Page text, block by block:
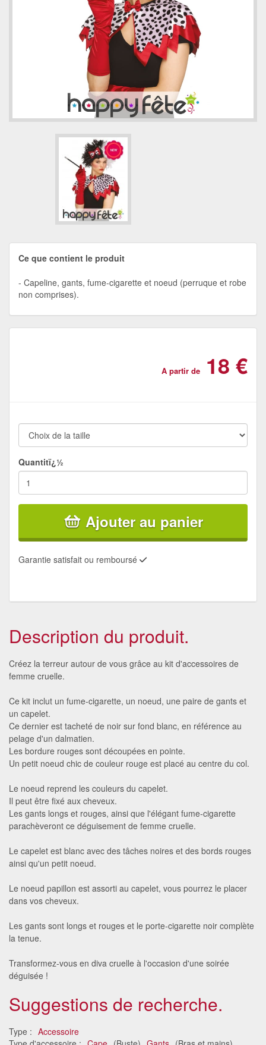
Ce que contient le produit
Capeline, gants, fume-cigarette et noeud (perruque et robe
non comprises).
A partir de 18 €
Quantitï¿½
Ajouter au panier
Garantie satisfait ou remboursé
Description du produit.
Créez la terreur autour de vous grâce au kit d'accessoires de
femme cruelle.
Ce kit inclut un fume-cigarette, un noeud, une paire de gants et
un capelet.
Ce dernier est tacheté de noir sur fond blanc, en référence au
pelage d'un dalmatien.
Les bordure rouges sont découpées en pointe.
Un petit noeud chic de couleur rouge est placé au centre du col.
Le noeud reprend les couleurs du capelet.
Il peut être fixé aux cheveux.
Les gants longs et rouges, ainsi que l'élégant fume-cigarette
parachèveront ce déguisement de femme cruelle.
Le capelet est blanc avec des tâches noires et des bords rouges
ainsi qu'un petit noeud.
Le noeud papillon est assorti au capelet, vous pourrez le placer
dans vos cheveux.
Les gants sont longs et rouges et le porte-cigarette noir complète
la tenue.
Transformez-vous en diva cruelle à l'occasion d'une soirée
déguisée !
Suggestions de recherche.
Type : Accessoire